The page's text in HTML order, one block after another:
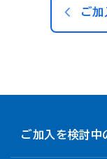
ご加
ご加入を検討中